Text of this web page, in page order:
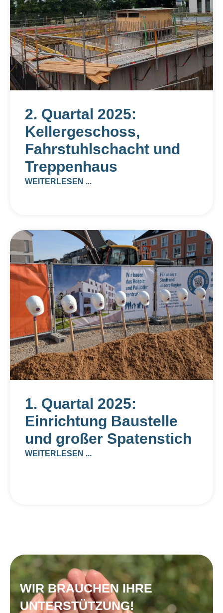
2. Quartal 2025:
Kellergeschoss,
Fahrstuhlschacht und
Treppenhaus
WEITERLESEN ...
1. Quartal 2025:
Einrichtung Baustelle
und großer Spatenstich
WEITERLESEN ...
WIR BRAUCHEN IHRE
UNTERSTÜTZUNG!